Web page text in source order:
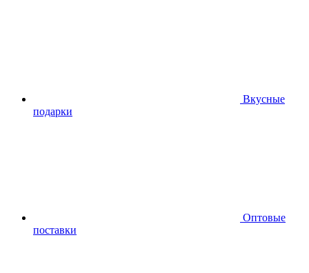
Вкусные
подарки
Оптовые
поставки